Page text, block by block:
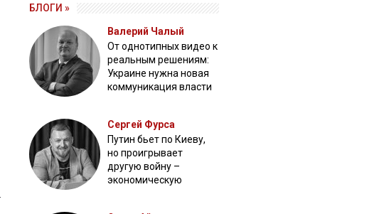
БЛОГИ »
Валерий Чалый
От однотипных видео к
реальным решениям:
Украине нужна новая
коммуникация власти
Сергей Фурса
Путин бьет по Киеву,
но проигрывает
другую войну –
экономическую